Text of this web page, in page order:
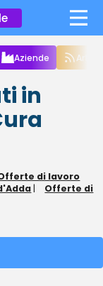
×
Aziende
in
di lavoro
|
Offerte di